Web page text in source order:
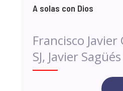
A solas con Dios
Francisco
SJ, Javier Sagüés